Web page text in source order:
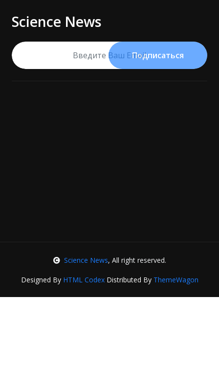
Science News
Подписаться
Science News, All right reserved.
Designed By HTML CodexDistributed By ThemeWagon